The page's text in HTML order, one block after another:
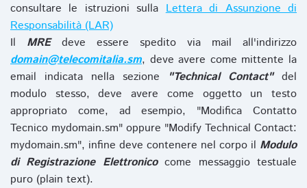
consultare le istruzioni sullaLettera di Assunzione di
Responsabilità (LAR)
Il MREdeve essere spedito via mail all'indirizzo
domain@telecomitalia.sm, deve avere come mittente la
email indicata nella sezione
"Technical Contact"del
modulo stesso, deve avere come oggetto un testo
appropriato come, ad esempio, "Modifica Contatto
Tecnico mydomain.sm" oppure "Modify Technical Contact:
mydomain.sm", infine deve contenere nel corpo il Modulo
di Registrazione Elettronicocome messaggio testuale
puro (plain text).